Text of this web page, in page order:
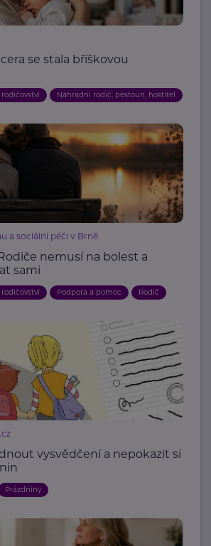
se stala bříškovou
Náhradní rodič, pěstoun, hostitel
a sociální péči v Brně
nemusí na bolest a
sami
Podpora a pomoc Rodič
vysvědčení a nepokazit si
Prázdniny